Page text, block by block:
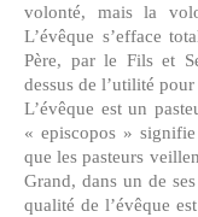
volonté, mais la
L’évêque s’efface
Père, par le Fils et
dessus de l’utilité pour
L’évêque est un
« episcopos »
que les pasteurs
Grand, dans un de
qualité de l’évêque